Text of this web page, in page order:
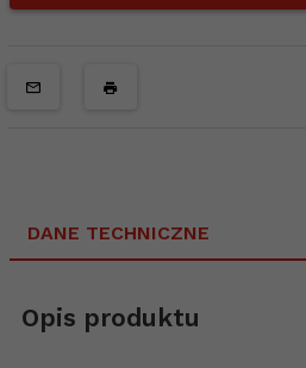
DANE TECHNICZNE
Opis produktu